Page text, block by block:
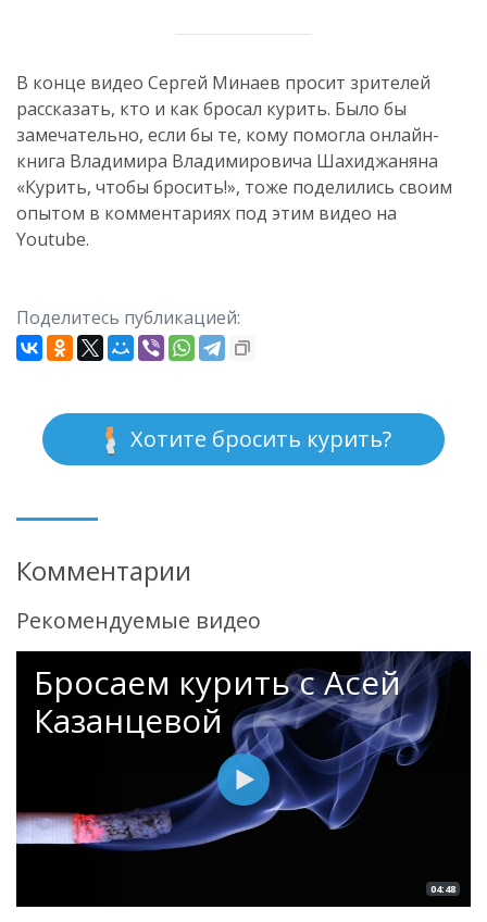
В конце видео Сергей Минаев просит зрителей
рассказать, кто и как бросал курить. Было бы
замечательно, если бы те, кому помогла онлайн-
книга Владимира Владимировича Шахиджаняна
«Курить, чтобы бросить!», тоже поделились своим
опытом в комментариях под этим видео на
Youtube.
Поделитесь публикацией:
Хотите бросить курить?
Комментарии
Рекомендуемые видео
Бросаем курить с Асей
Казанцевой
04:48